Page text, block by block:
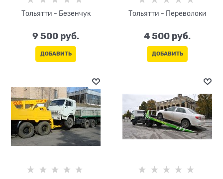
Тольятти - Безенчук
9 500 руб.
ДОБАВИТЬ
Тольятти - Переволоки
4 500 руб.
ДОБАВИТЬ